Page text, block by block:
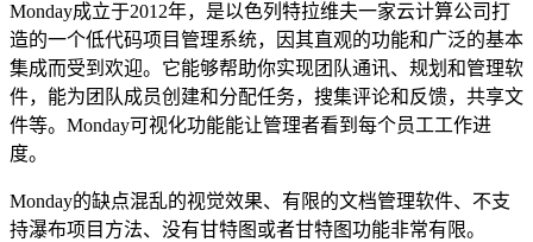
Monday成立于2012年，是以色列特拉维夫一家云计算公司打
造的一个低代码项目管理系统，因其直观的功能和广泛的基本
集成而受到欢迎。它能够帮助你实现团队通讯、规划和管理软
件，能为团队成员创建和分配任务，搜集评论和反馈，共享文
件等。Monday可视化功能能让管理者看到每个员工工作进
度。
Monday的缺点混乱的视觉效果、有限的文档管理软件、不支
持瀑布项目方法、没有甘特图或者甘特图功能非常有限。